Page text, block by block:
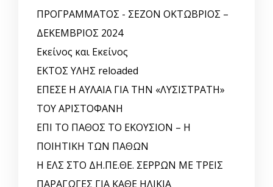
ΠΡΟΓΡΑΜΜΑΤΟΣ - ΣΕΖΟΝ ΟΚΤΩΒΡΙΟΣ –
ΔΕΚΕΜΒΡΙΟΣ 2024
Εκείνος και Εκείνος
ΕΚΤΟΣ ΥΛΗΣ reloaded
ΕΠΕΣΕ Η ΑΥΛΑΙΑ ΓΙΑ ΤΗΝ «ΛΥΣΙΣΤΡΑΤΗ»
ΤΟΥ ΑΡΙΣΤΟΦΑΝΗ
ΕΠΙ ΤΟ ΠΑΘΟΣ ΤΟ ΕΚΟΥΣΙΟΝ – Η
ΠΟΙΗΤΙΚΗ ΤΩΝ ΠΑΘΩΝ
Η ΕΛΣ ΣΤΟ ΔΗ.ΠΕ.ΘΕ. ΣΕΡΡΩΝ ΜΕ ΤΡΕΙΣ
ΠΑΡΑΓΩΓΕΣ ΓΙΑ ΚΑΘΕ ΗΛΙΚΙΑ